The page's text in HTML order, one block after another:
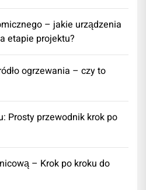
– jakie urządzenia
etapie projektu?
ogrzewania – czy to
Prosty przewodnik krok po
– Krok po kroku do